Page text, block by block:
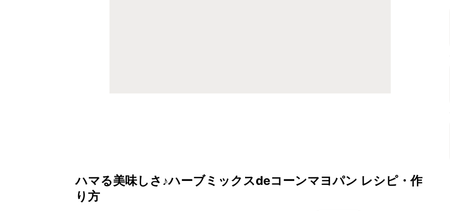
ハマる美味しさ♪ハーブミックスdeコーンマヨパン レシピ・作
り方